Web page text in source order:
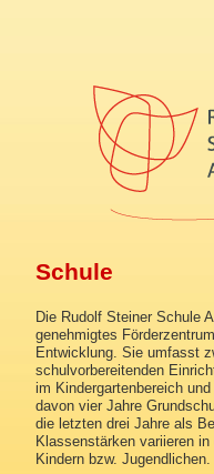
Frühförderung
Schulvorbereitende
Grund- und
Berufsschulstufe
Fachdienst
Schülermitverantwortung
Schule
Die Rudolf Steiner Schule
genehmigtes
Entwicklung. Sie umfasst
schulvorbereitenden
im Kindergartenbereich
davon vier Jahre
die letzten drei Jahre als
Klassenstärken variieren
Kindern bzw. Jugendlichen.